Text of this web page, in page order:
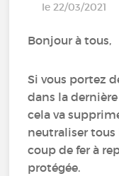
le 22/03/2021
Bonjour à tous,
Si vous portez
dans la
cela va
neutraliser
coup de fer à
protégée.